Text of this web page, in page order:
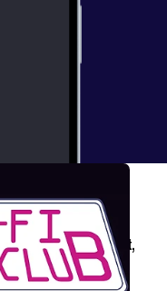
Mini Ep #7: Split,